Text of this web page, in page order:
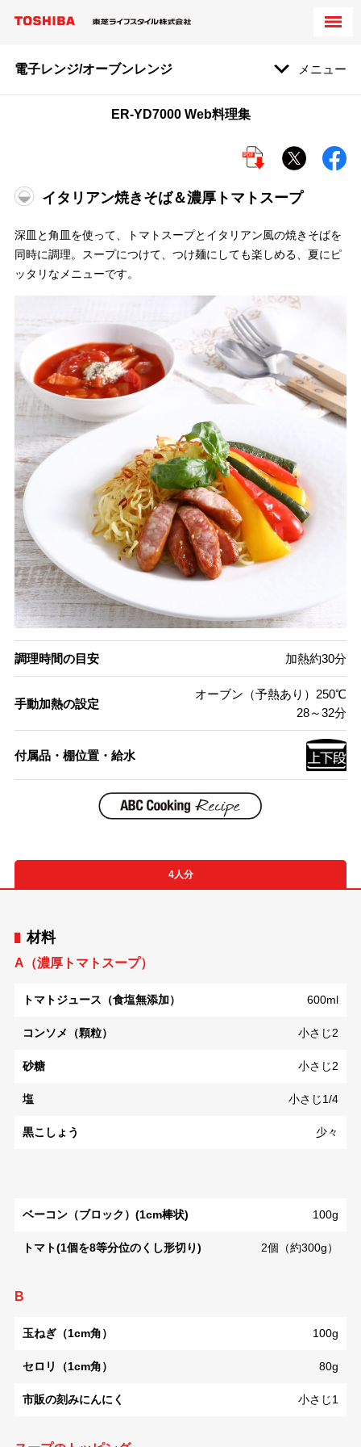
電子レンジ/オーブンレンジ メニュー
ER-YD7000 Web料理集
イタリアン焼きそば＆濃厚トマトスープ
深皿と角皿を使って、トマトスープとイタリアン風の焼きそばを
同時に調理。スープにつけて、つけ麺にしても楽しめる、夏にピ
ッタリなメニューです。
調理時間の目安 加熱約30分
手動加熱の設定
オーブン（予熱あり）250℃
28～32分
付属品・棚位置・給水
4人分
材料
A（濃厚トマトスープ）
トマトジュース（食塩無添加） 600ml
コンソメ（顆粒） 小さじ2
砂糖 小さじ2
塩 小さじ1/4
黒こしょう 少々
ベーコン（ブロック）(1cm棒状) 100g
トマト(1個を8等分位のくし形切り) 2個（約300g）
B
玉ねぎ（1cm角） 100g
セロリ（1cm角） 80g
市販の刻みにんにく 小さじ1